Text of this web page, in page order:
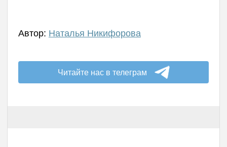
Автор: Наталья Никифорова
Читайте нас в телеграм